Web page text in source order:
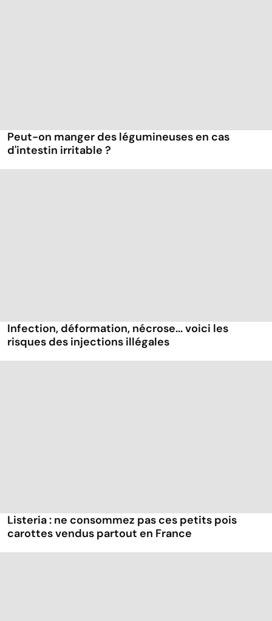
Peut-on manger des légumineuses en cas
d'intestin irritable ?
Infection, déformation, nécrose... voici les
risques des injections illégales
Listeria : ne consommez pas ces petits pois
carottes vendus partout en France